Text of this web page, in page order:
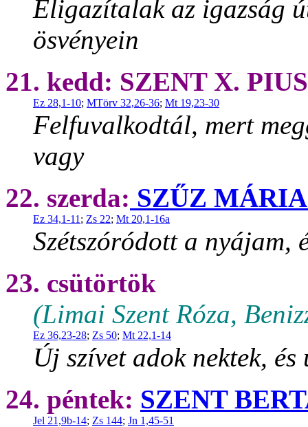
Eligazítalak az igazság
ösvényein
21. kedd: SZENT X.
Ez 28,1-10; MTörv 32,26-36; Mt 19,23-30
Felfuvalkodtál, mert
vagy
22. szerda: SZŰZ
Ez 34,1-11 ; Zs 22; Mt 20,1-16a
Szétszóródott a
23. csütörtök
(Limai Szent Róza,
Ez 36,23-28; Zs 50; Mt 22,1-14
Új szívet adok nektek,
24. péntek: SZENT
Jel 21,9b-14; Zs 144; Jn 1,45-51